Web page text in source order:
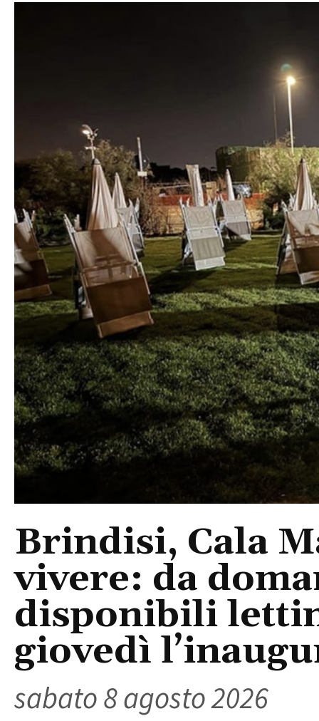
Brindisi, Cala
vivere: da
disponibili
giovedì
sabato 8 agosto 2026